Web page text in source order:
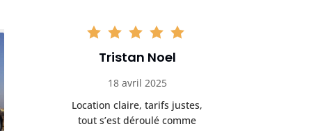
Tristan Noel
18 avril 2025
Location claire, tarifs justes,
tout s’est déroulé comme